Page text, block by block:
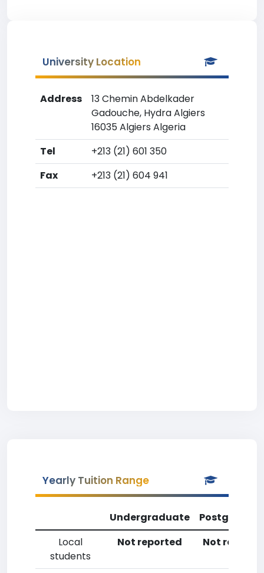
University Location
Address
13 Chemin Abdelkader
Gadouche, Hydra Algiers
16035 Algiers Algeria
Tel
+213 (21) 601 350
Fax
+213 (21) 604 941
Yearly Tuition Range
Undergraduate
Local
students
Not reported Not